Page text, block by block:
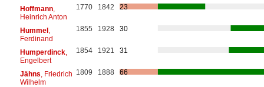
Hoffmann,
Heinrich Anton
1770 1842 23
Hummel,
Ferdinand
1855 1928 30
Humperdinck,
Engelbert
1854 1921 31
Jähns , Friedrich
Wilhelm
1809 1888 66